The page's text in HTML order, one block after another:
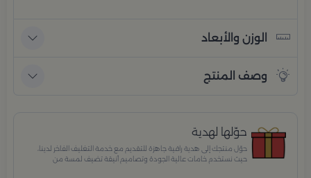
الوزن والأبعاد
وصف المنتج
حوّلها لهدية
حوّل منتجك إلى هدية راقية جاهزة للتقديم مع خدمة التغليف الفاخر لدينا،
حيث نستخدم خامات عالية الجودة وتصاميم أنيقة تضيف لمسة من